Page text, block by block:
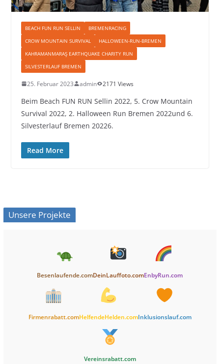
BEACH FUN RUN SELLIN
BREMENRACING
CROW MOUNTAIN SURVIVAL
HALLOWEEN-RUN-BREMEN
KAHRAMANMARAŞ EARTHQUAKE CHARITY RUN
SILVESTERLAUF BREMEN
25. Februar 2023 admin 2171 Views
Beim Beach FUN RUN Sellin 2022, 5. Crow Mountain
Survival 2022, 2. Halloween Run Bremen 2022und 6.
Silvesterlauf Bremen 20226.
Read More
Unsere Projekte
Besenlaufende.comDeinLauffoto.comEnbyRun.com
Firmenrabatt.comHelfendeHelden.comInklusionslauf.com
Vereinsrabatt.com